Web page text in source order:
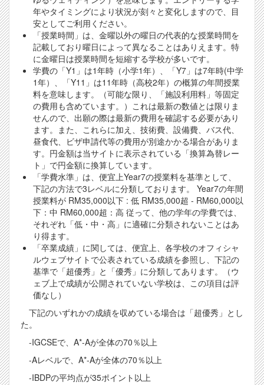
年やタイミングにより状況が刻々と変化しますので、目
安としてご利用ください。
「授業時間」は、金曜以外の曜日の代表的な授業時間を
記載しており曜日によって異なることはありえます。特
に金曜日は授業時間を短縮する学校が多いです。
学費の「Y1」は1年時（小学1年）、「Y7」は7年時(中学
1年）、「Y11」は11年時（高校2年）の概算の年間授業
料を意味します。（可能な限り、「施設利用料」等固定
の費用も含めています。）これは最新の数値とは限りま
せんので、出願の際は最新の費用を確認する必要があり
ます。また、これらに加え、技術費、設備費、バス代、
昼食代、ビザ申請代等の費用が別途かかる場合がありま
す。円金額は当サイトに表示されている「換算為替レー
ト」で円金額に換算しています。
「学費水準」は、便宜上Year7の授業料を基準として、
下記の方法で3レベルに分類しております。 Year7の年間
授業料が RM35,000以下 : 低 RM35,000超 - RM60,000以
下：中 RM60,000超：高 従って、他の学年の学費では、
それぞれ「低・中・高」に適確に分類されないことはあ
り得ます。
「卒業成績」に関しては、便宜上、各学校のオフィシャ
ルウェブサイトで公表されている成績を参照し、下記の
基準で「超優秀」と「優秀」に分類してあります。（ウ
ェブ上で成績が公開されていない学校は、この項目は評
価なし）
下記のいずれかの成績を収めている場合は「超優秀」とし
た。
-IGCSEで、A*-Aが全体の70％以上
-Aレベルで、A*-Aが全体の70％以上
-IBDPの平均点が35ポイント以上